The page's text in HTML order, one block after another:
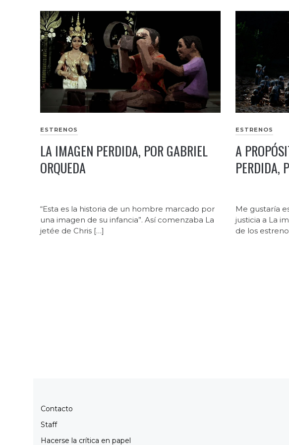
ESTRENOS
LA IMAGEN PERDIDA, POR GABRIEL
ORQUEDA
“Esta es la historia de un hombre marcado por
una imagen de su infancia”. Así comenzaba La
jetée de Chris […]
ESTRENOS
A
PERDIDA,
Me gustaría
justicia a La
de los
Contacto
Staff
Hacerse la crítica en papel